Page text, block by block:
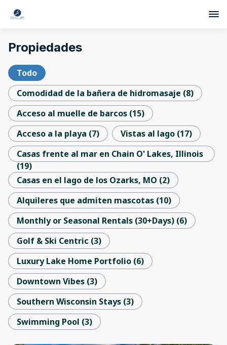
Propiedades
Todo
Comodidad de la bañera de hidromasaje (8)
Acceso al muelle de barcos (15)
Acceso a la playa (7) Vistas al lago (17)
Casas frente al mar en Chain O' Lakes, Illinois
(19)
Casas en el lago de los Ozarks, MO (2)
Alquileres que admiten mascotas (10)
Monthly or Seasonal Rentals (30+Days) (6)
Golf & Ski Centric (3)
Luxury Lake Home Portfolio (6)
Downtown Vibes (3)
Southern Wisconsin Stays (3)
Swimming Pool (3)